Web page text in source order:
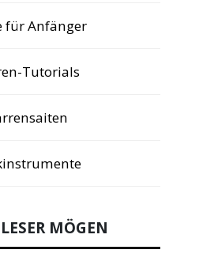
für Anfänger
Tutorials
MÖGEN